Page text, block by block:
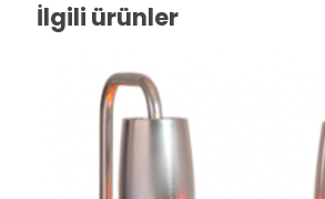
İlgili ürünler